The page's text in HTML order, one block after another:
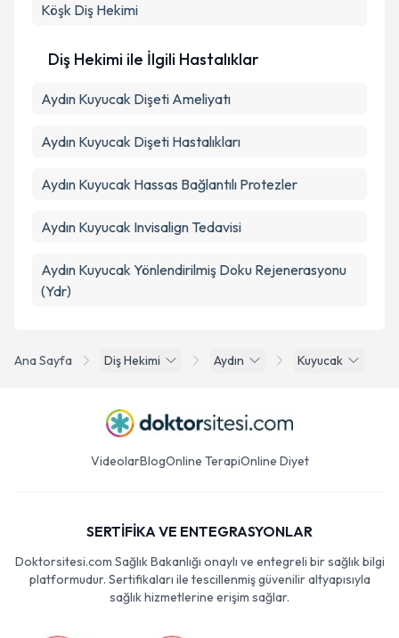
Ana Sayfa Diş Hekimi Aydın Kuyucak
Köşk Diş Hekimi
Diş Hekimi ile İlgili Hastalıklar
Aydın Kuyucak Dişeti Ameliyatı
Aydın Kuyucak Dişeti Hastalıkları
Aydın Kuyucak Hassas Bağlantılı Protezler
Aydın Kuyucak Invisalign Tedavisi
Aydın Kuyucak Yönlendirilmiş Doku Rejenerasyonu
(Ydr)
VideolarBlogOnline TerapiOnline Diyet
SERTİFİKA VE ENTEGRASYONLAR
Doktorsitesi.com Sağlık Bakanlığı onaylı ve entegreli bir sağlık bilgi
platformudur. Sertifikaları ile tescillenmiş güvenilir altyapısıyla
sağlık hizmetlerine erişim sağlar.